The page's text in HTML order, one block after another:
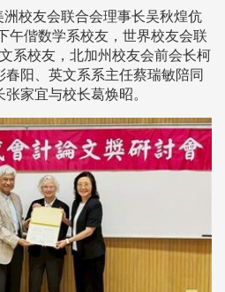
校友会联合会理事长吴秋煌伉
午偕数学系校友，世界校友会联
系校友，北加州校友会前会长柯
阳、英文系系主任蔡瑞敏陪同
家宜与校长葛焕昭。